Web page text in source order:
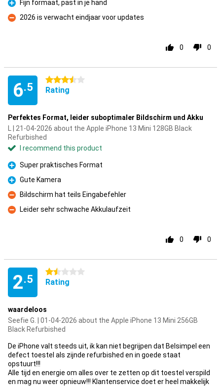
Pro
Fijn formaat, past in je hand
Con
2026 is verwacht eindjaar voor updates
0 0
6.5
3.5 stars
Rating
Perfektes Format, leider suboptimaler Bildschirm und Akku
L | 21-04-2026 about the Apple iPhone 13 Mini 128GB Black
Refurbished
I recommend this product
Pro
Super praktisches Format
Pro
Gute Kamera
Con
Bildschirm hat teils Eingabefehler
Con
Leider sehr schwache Akkulaufzeit
0 0
2.5
1.5 stars
Rating
waardeloos
Seefie G. | 01-04-2026 about the Apple iPhone 13 Mini 256GB
Black Refurbished
De iPhone valt steeds uit, ik kan niet begrijpen dat Belsimpel een
defect toestel als zijnde refurbished en in goede staat
opstuurt!!!
Alle tijd en energie om alles over te zetten op dit toestel verspild
en mag nu weer opnieuw!!! Klantenservice doet er heel makkelijk